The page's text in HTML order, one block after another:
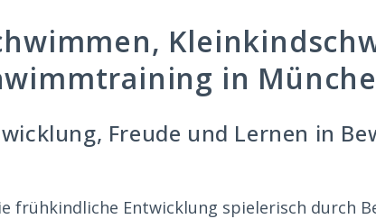
in
Freude und Lernen in
Entwicklung spielerisch durch